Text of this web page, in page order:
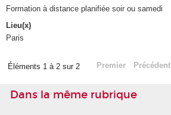
Formation à distance planifiée soir ou samedi
Lieu(x)
Paris
Éléments 1 à 2 sur 2 Premier Précédent
Dans la même rubrique